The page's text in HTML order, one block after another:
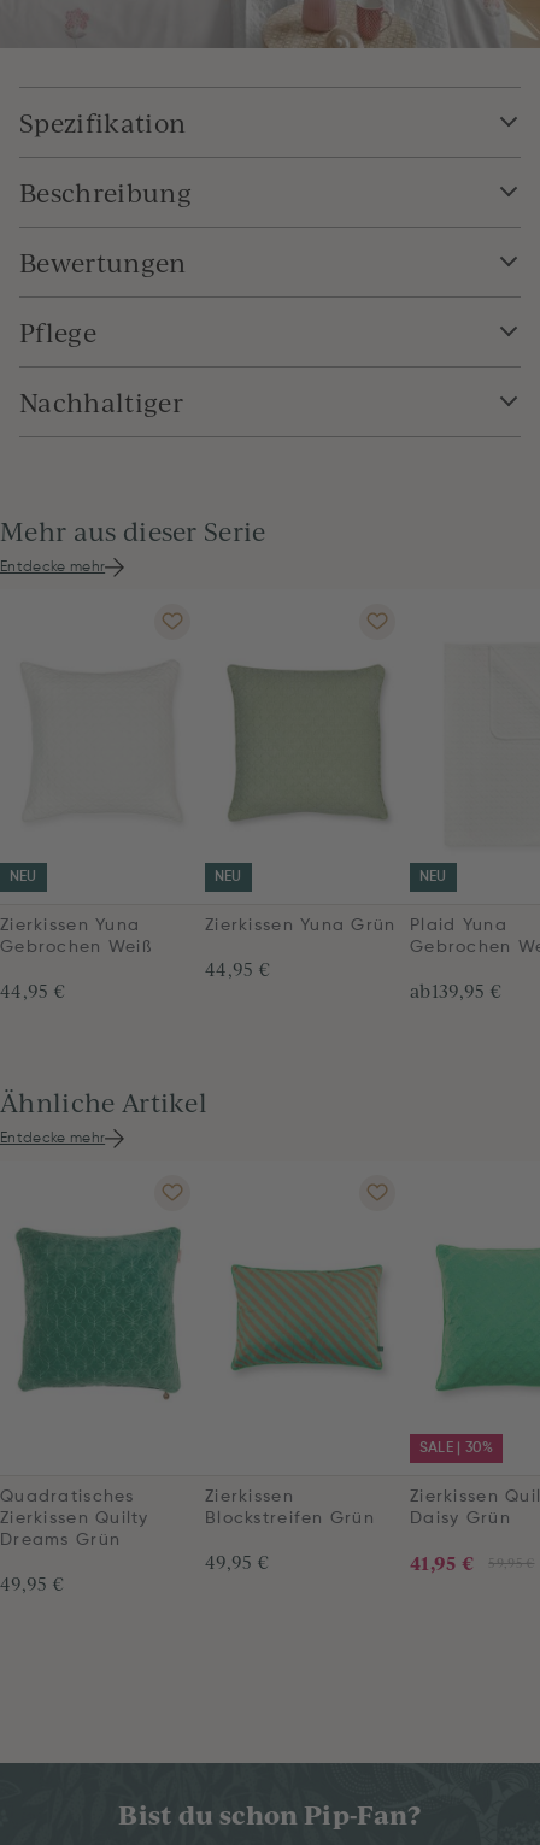
Spezifikation
Beschreibung
Bewertungen
Pflege
Nachhaltiger
Mehr aus dieser Serie
Entdecke mehr
NEU
Zierkissen Yuna
Gebrochen Weiß
44,95 €
NEU
Zierkissen Yuna Grün
44,95 €
NEU
Plaid Yuna
Gebrochen
ab139,95 €
Ähnliche Artikel
Entdecke mehr
Quadratisches
Zierkissen Quilty
Dreams Grün
49,95 €
Zierkissen
Blockstreifen Grün
49,95 €
SALE | 30%
Zierkissen
Daisy Grün
59,95 €
41,95 €
Bist du schon Pip-Fan?